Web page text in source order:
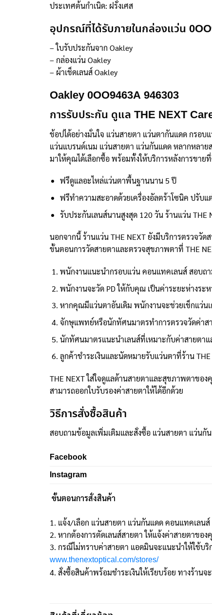
ประเทศต้นกำเนิด: ฝรั่งเศส
อุปกรณ์ที่ได้รับภายในกล่องแว่น
– ใบรับประกันจาก Oakley
– กล่องแว่น Oakley
– ผ้าเช็ดเลนส์ Oakley
Oakley 0OO9463A 946303
การรับประกัน ดูแล THE NEXT
ช้อปได้อย่างมั่นใจ แว่นสายตา แว่นตากันแดด กรอ
แว่นแบรนด์เนม แว่นสายตา แว่นกันแดด หลากหลาย
มาให้คุณได้เลือกซื้อ พร้อมทั้งให้บริการหลังการขาย
ฟรีดูแลอะไหล่แว่นตาพื้นฐานนาน 5 ปี
ฟรีทำความสะอาดด้วยเครื่องอัลตร้าโซนิค ปรับแ
รับประกันเลนส์นานสูงสุด 120 วัน ร้านแว่น THE
นอกจากนี้ ร้านแว่น THE NEXT ยังมีบริการตรวจวั
ขั้นตอนการวัดสายตาและตรวจสุขภาพตาที่ THE
พนักงานแนะนำกรอบแว่น คอนแทคเลนส์ สอบถ
พนักงานจะวัด PD ให้กับคุณ เป็นค่าระยะห่างระ
หากคุณมีแว่นตาอันเดิม พนักงานจะช่วยเช็กแว่น
จักษุแพทย์หรือนักทัศนมาตรทำการตรวจวัดค่าส
นักทัศนมาตรแนะนำเลนส์ที่เหมาะกับค่าสายตาแ
ลูกค้าชำระเงินและนัดหมายรับแว่นตาที่ร้าน
THE NEXT ใส่ใจดูแลด้านสายตาและสุขภาพตาข
สามารถออกใบรับรองค่าสายตาให้ได้อีกด้วย
วิธีการสั่งซื้อสินค้า
สอบถามข้อมูลเพิ่มเติมและสั่งซื้อ แว่นสายตา แว่น
Facebook
Instagram
ขั้นตอนการสั่งสินค้า
1. แจ้ง/เลือก แว่นสายตา แว่นกันแดด คอนแทคเลน
2. หากต้องการตัดเลนส์สายตา ให้แจ้งค่าสายตาข
3. กรณีไม่ทราบค่าสายตา แอดมินจะแนะนำให้ใช้บ
www.thenextoptical.com/stores/
4. สั่งซื้อสินค้าพร้อมชำระเงินให้เรียบร้อย ทางร้าน